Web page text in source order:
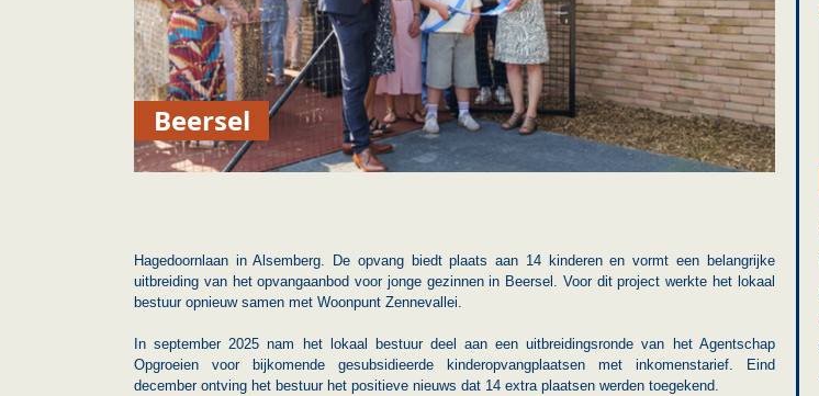
Beersel
Hagedoornlaan in Alsemberg. De opvang biedt plaats aan 14 kinderen en vormt een belangrijke
uitbreiding van het opvangaanbod voor jonge gezinnen in Beersel. Voor dit project werkte het lokaal
bestuur opnieuw samen met Woonpunt Zennevallei.
In september 2025 nam het lokaal bestuur deel aan een uitbreidingsronde van het Agentschap
Opgroeien voor bijkomende gesubsidieerde kinderopvangplaatsen met inkomenstarief. Eind
december ontving het bestuur het positieve nieuws dat 14 extra plaatsen werden toegekend.